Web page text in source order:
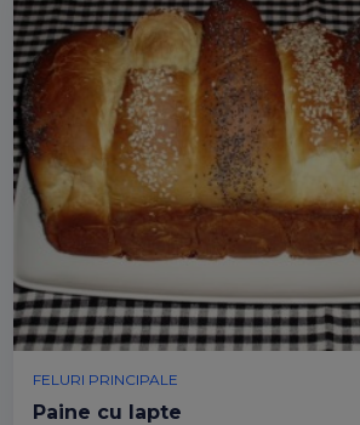
FELURI PRINCIPALE
Paine cu lapte